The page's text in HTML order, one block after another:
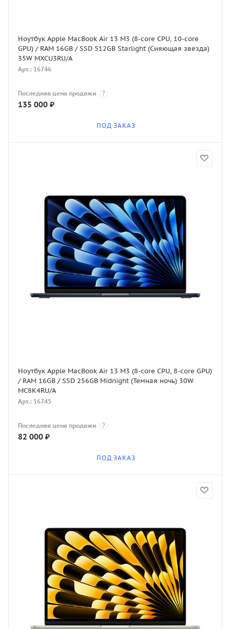
Ноутбук Apple MacBook Air 13 M3 (8-core CPU, 10-core
GPU) / RAM 16GB / SSD 512GB Starlight (Сияющая звезда)
35W MXCU3RU/A
Арт.: 16746
Последняя цена продажи ?
135 000 ₽
ПОД ЗАКАЗ
Ноутбук Apple MacBook Air 13 M3 (8-core CPU, 8-core GPU)
/ RAM 16GB / SSD 256GB Midnight (Темная ночь) 30W
MC8K4RU/A
Арт.: 16745
Последняя цена продажи ?
82 000 ₽
ПОД ЗАКАЗ